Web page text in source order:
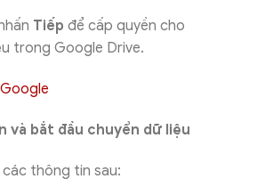
Tiếp để cấp quyền cho
trong Google Drive.
và bắt đầu chuyển dữ liệu
thông tin sau: